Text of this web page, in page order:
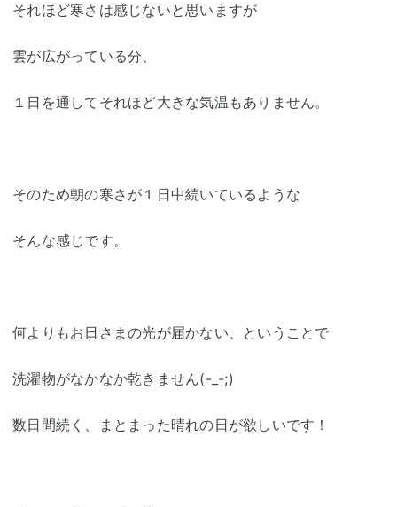
それほど寒さは感じないと思いますが
雲が広がっている分、
１日を通してそれほど大きな気温もありません。
そのため朝の寒さが１日中続いているような
そんな感じです。
何よりもお日さまの光が届かない、ということで
洗濯物がなかなか乾きません(-_-;)
数日間続く、まとまった晴れの日が欲しいです！